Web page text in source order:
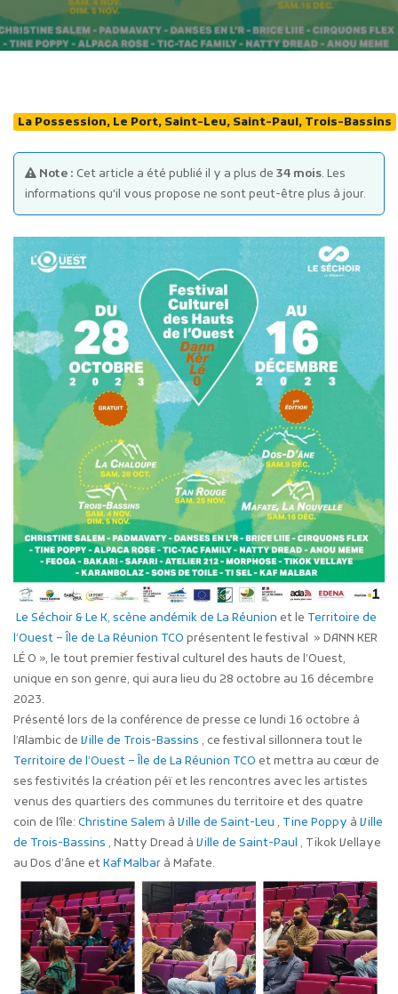
Publicité des actes
Marchés publics
Projets financés par l'Europe
La Possession, Le Port, Saint-Leu, Saint-Paul, Trois-Bassins
Note : Cet article a été publié il y a plus de 34 mois. Les
informations qu'il vous propose ne sont peut-être plus à jour.
Le Séchoir & Le K, scène andémik de La Réunion et le Territoire de
l’Ouest – Île de La Réunion TCO présentent le festival » DANN KER
LÉ O », le tout premier festival culturel des hauts de l’Ouest,
unique en son genre, qui aura lieu du 28 octobre au 16 décembre
2023.
Présenté lors de la conférence de presse ce lundi 16 octobre à
l’Alambic de Ville de Trois-Bassins , ce festival sillonnera tout le
Territoire de l’Ouest – Île de La Réunion TCO et mettra au cœur de
ses festivités la création péï et les rencontres avec les artistes
venus des quartiers des communes du territoire et des quatre
coin de l’île: Christine Salem à Ville de Saint-Leu , Tine Poppy à Ville
de Trois-Bassins , Natty Dread à Ville de Saint-Paul , Tikok Vellaye
au Dos d’âne etKaf Malbar à Mafate.